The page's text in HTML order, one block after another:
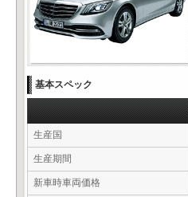
基本スペック
生産国
生産期間
新車時車両価格